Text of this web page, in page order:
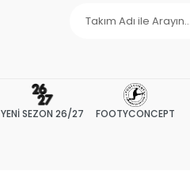
YENİ SEZON 26/27 FOOTYCONCEPT